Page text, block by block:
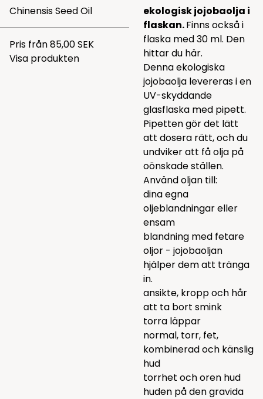
Chinensis Seed Oil
Pris från85,00 SEK
Visa produkten
ekologisk jojobaolja i
flaskan.Finns också i
flaska med 30 ml. Den
hittar du här.
Denna ekologiska
jojobaolja levereras i en
UV-skyddande
glasflaska med pipett.
Pipetten gör det lätt
att dosera rätt, och du
undviker att få olja på
oönskade ställen.
Använd oljan till:
dina egna
oljeblandningar eller
ensam
blandning med fetare
oljor - jojobaoljan
hjälper dem att tränga
in.
ansikte, kropp och hår
att ta bort smink
torra läppar
normal, torr, fet,
kombinerad och känslig
hud
torrhet och oren hud
huden på den gravida